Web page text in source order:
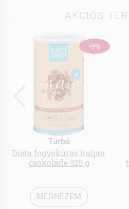
AKCIÓS
-9%
Turbó
Diéta fogyókúrás italpor
csokoládé 525 g
MEGNÉZEM